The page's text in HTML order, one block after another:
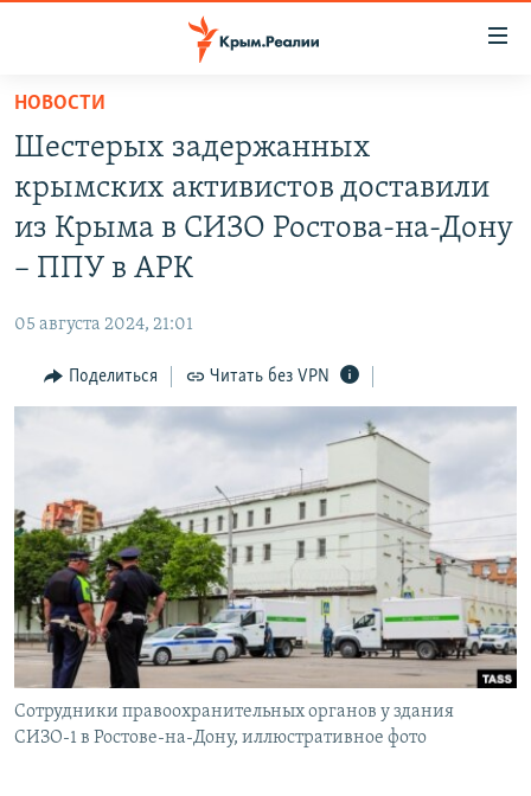
Вернуться
основному
содержанию
Вернутся
главной
Вернутся
поиску
СПЕЦПРОЕКТЫ
ГРУЗ 200
КАРТА ВОЕННЫХ ОБЪЕКТОВ КРЫМА
ВОДА
ИСТОРИЯ
ИНТЕРАКТИВ
ИНФОГРАФИКА
ТЕЛЕПРОЕКТ КРЫМ.РЕАЛИИ
ПРОПАВШИЕ БЕЗ ВЕСТИ
ПОБЕДИТЕЛЕЙ НЕ СУДЯТ?
КРЫМ.НЕПОКОРЕННЫЙ
ELIFBE
УКРАИНСКАЯ ПРОБЛЕМА КРЫМА
РАДІО СВОБОДА
КАК ОБОЙТИ БЛОКИРОВКУ
ПРИСОЕДИНЯЙТЕСЬ!
Все сайты RFE/RL
НОВОСТИ
Шестерых задержанных
крымских активистов доставили
из Крыма в СИЗО Ростова-на-Дону
– ППУ в АРК
05 августа 2024, 21:01
Поделиться Читать без VPN
Сотрудники правоохранительных органов у здания
СИЗО-1 в Ростове-на-Дону, иллюстративное фото